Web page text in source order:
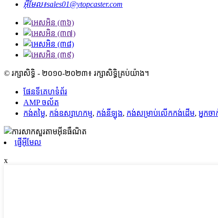
អ៊ីមែល៖sales01@ytopcaster.com
© រក្សាសិទ្ធិ - ២០១០-២០២៣៖ រក្សាសិទ្ធិគ្រប់យ៉ាង។
ផែនទីគេហទំព័រ
AMP ចល័ត
កង់តម្លៃ, កង់ឧស្សាហកម្ម, កង់​នីឡុង, កង់​សម្រាប់​លើក​កង់​ដើម, អ្នក​ច
ផ្ញើអ៊ីមែល
x